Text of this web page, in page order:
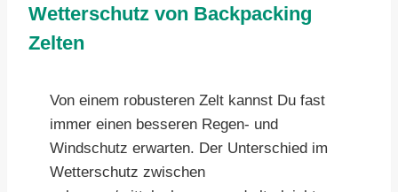
Wetterschutz von Backpacking
Zelten
Von einem robusteren Zelt kannst Du fast
immer einen besseren Regen- und
Windschutz erwarten. Der Unterschied im
Wetterschutz zwischen